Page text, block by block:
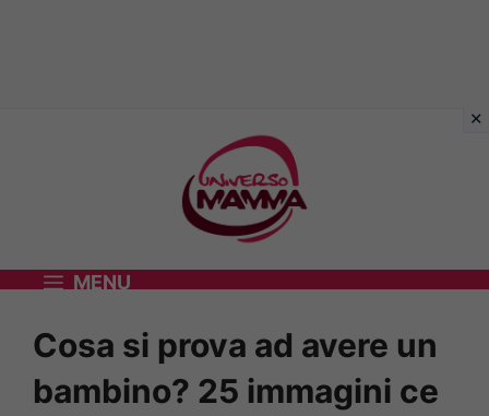
MENU
Cosa si prova ad avere un
bambino? 25 immagini ce